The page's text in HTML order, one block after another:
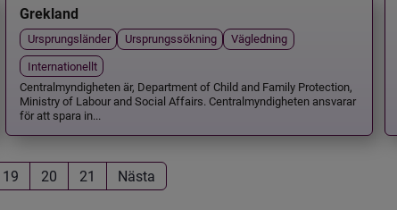
Grekland
Ursprungsländer Ursprungssökning
Vägledning
Internationellt
Centralmyndigheten är, Department of Child and Family Protection,
Ministry of Labour and Social Affairs. Centralmyndigheten ansvarar
för att spara in...
19 20 21 Nästa